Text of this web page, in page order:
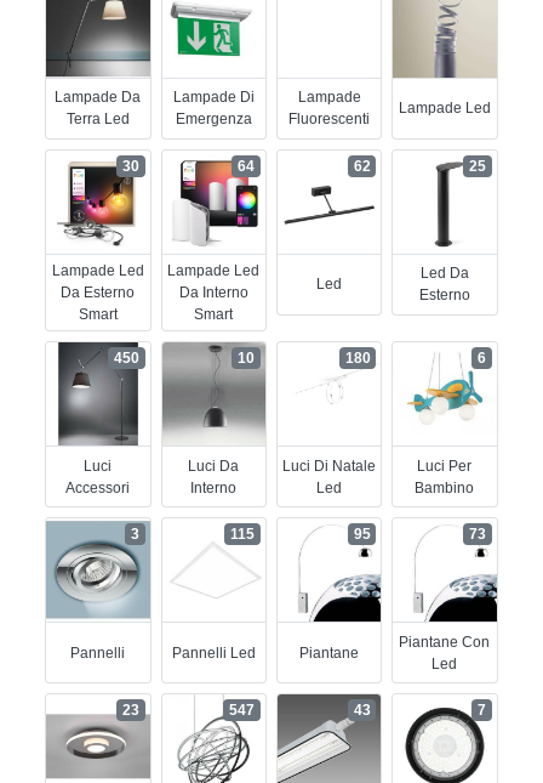
Lampade Da
Terra Led
Lampade Di
Emergenza
Lampade
Fluorescenti
Lampade Led
Lampade Led
Da Esterno
Smart
30
Lampade Led
Da Interno
Smart
64
Led
62
Led Da
Esterno
25
Luci
Accessori
450
Luci Da
Interno
10
Luci Di Natale
Led
180
Luci Per
Bambino
6
Pannelli
3
Pannelli Led
115
Piantane
95
Piantane Con
Led
73
23 547 43 7